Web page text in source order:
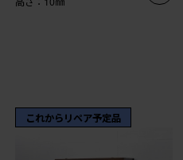
これからリペア予定品